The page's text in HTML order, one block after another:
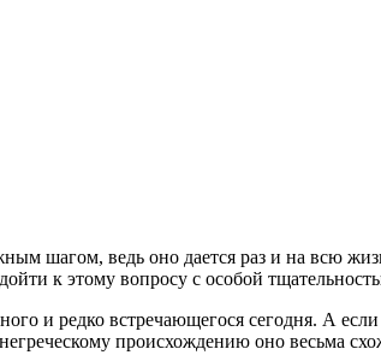
шагом, ведь оно дается раз и на всю
к этому вопросу с особой
и редко встречающегося сегодня. А
происхождению оно весьма